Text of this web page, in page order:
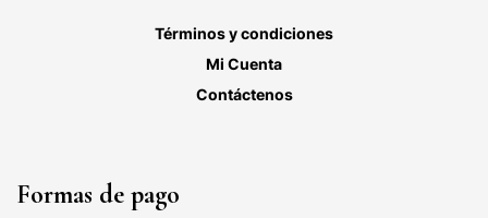
Términos y condiciones
Mi Cuenta
Contáctenos
Formas de pago